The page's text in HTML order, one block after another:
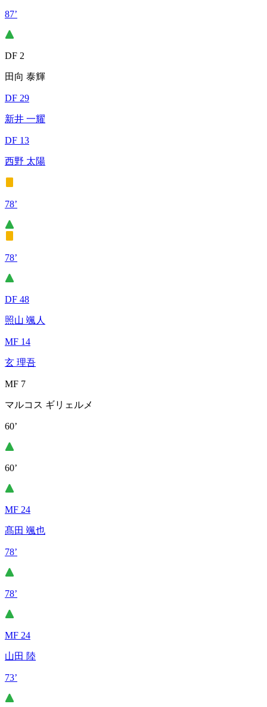
87’
DF 2
田向 泰輝
DF 29
新井 一耀
DF 13
西野 太陽
78’
78’
DF 48
照山 颯人
MF 14
玄 理吾
MF 7
マルコス ギリェルメ
60’
60’
MF 24
髙田 颯也
78’
78’
MF 24
山田 陸
73’